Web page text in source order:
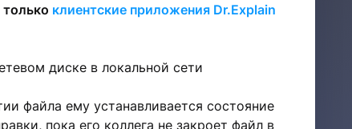
клиентские приложения Dr.Explain
диске в локальной сети
файла ему устанавливается состояние
пока его коллега не закроет файл в